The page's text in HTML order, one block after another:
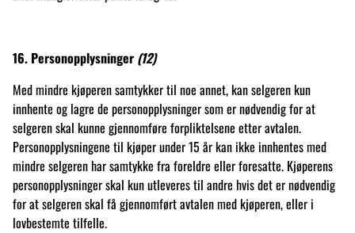
16. Personopplysninger (12)
Med mindre kjøperen samtykker til noe annet, kan selgeren kun
innhente og lagre de personopplysninger som er nødvendig for at
selgeren skal kunne gjennomføre forpliktelsene etter avtalen.
Personopplysningene til kjøper under 15 år kan ikke innhentes med
mindre selgeren har samtykke fra foreldre eller foresatte. Kjøperens
personopplysninger skal kun utleveres til andre hvis det er nødvendig
for at selgeren skal få gjennomført avtalen med kjøperen, eller i
lovbestemte tilfelle.